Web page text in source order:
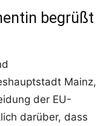
begrüßt
Mainz,
der EU-
darüber, dass